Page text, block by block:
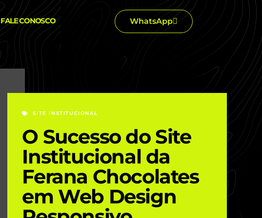
FALE CONOSCO WhatsApp
SITE INSTITUCIONAL
O Sucesso do Site
Institucional da
Ferana Chocolates
em Web Design